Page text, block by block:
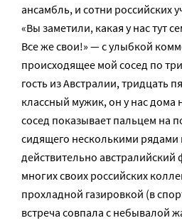
ансамбль, и сотни российских
«Вы заметили, какая у нас тут
Все же свои!» — с улыбкой
происходящее мой сосед по
гость из Австралии, тридцать
классный мужик, он у нас дома
сосед показывает пальцем на
сидящего несколькими рядами
действительно австралийский
многих своих российских
прохладной газировкой (в
встреча совпала с небывалой